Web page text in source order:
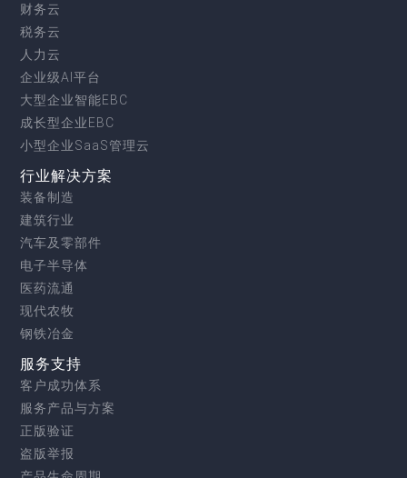
财务云
税务云
人力云
企业级AI平台
大型企业智能EBC
成长型企业EBC
小型企业SaaS管理云
行业解决方案
装备制造
建筑行业
汽车及零部件
电子半导体
医药流通
现代农牧
钢铁冶金
服务支持
客户成功体系
服务产品与方案
正版验证
盗版举报